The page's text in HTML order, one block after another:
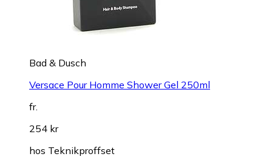
Bad & Dusch
Versace Pour Homme Shower Gel 250ml
fr.
254 kr
hos Teknikproffset